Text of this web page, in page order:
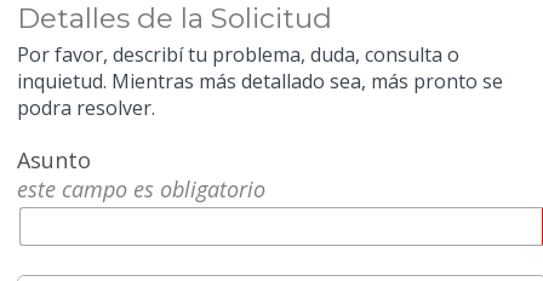
Detalles de la Solicitud
Por favor, describí tu problema, duda, consulta o
inquietud. Mientras más detallado sea, más pronto se
podra resolver.
Asunto
este campo es obligatorio